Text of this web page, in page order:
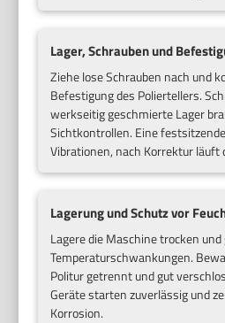
Lager, Schrauben und
Ziehe lose Schrauben nach und
Befestigung des Poliertellers.
werkseitig geschmierte Lager
Sichtkontrollen. Eine
Vibrationen, nach Korrektur läuft
Lagerung und Schutz vor
Lagere die Maschine trocken
Temperaturschwankungen.
Politur getrennt und gut
Geräte starten zuverlässig und
Korrosion.